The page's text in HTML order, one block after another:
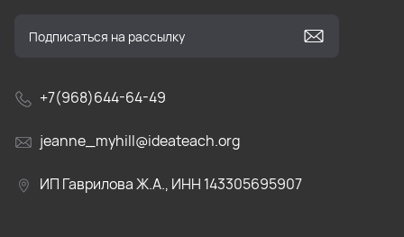
+7(968)644-64-49
jeanne_myhill@ideateach.org
ИП Гаврилова Ж.А., ИНН 143305695907